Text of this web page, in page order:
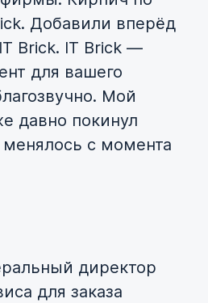
Добавили вперёд
Brick. IT Brick —
для вашего
Мой
давно покинул
с момента
директор
для заказа